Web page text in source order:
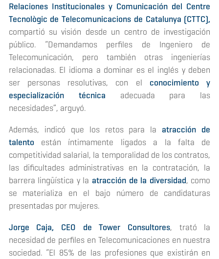
Relaciones Institucionales y Comunicación del Centre
Tecnològic de Telecomunicacions de Catalunya (CTTC),
compartió su visión desde un centro de investigación
público. “Demandamos perfiles de Ingeniero de
Telecomunicación, pero también otras ingenierías
relacionadas. El idioma a dominar es el inglés y deben
ser personas resolutivas, con el conocimiento y
especialización técnica adecuada para las
necesidades”, arguyó.
Además, indicó que los retos para la atracción de
talento están íntimamente ligados a la falta de
competitividad salarial, la temporalidad de los contratos,
las dificultades administrativas en la contratación, la
barrera lingüística y la atracción de la diversidad, como
se materializa en el bajo número de candidaturas
presentadas por mujeres.
Jorge Caja, CEO de Tower Consultores, trató la
necesidad de perfiles en Telecomunicaciones en nuestra
sociedad. “El 85% de las profesiones que existirán en